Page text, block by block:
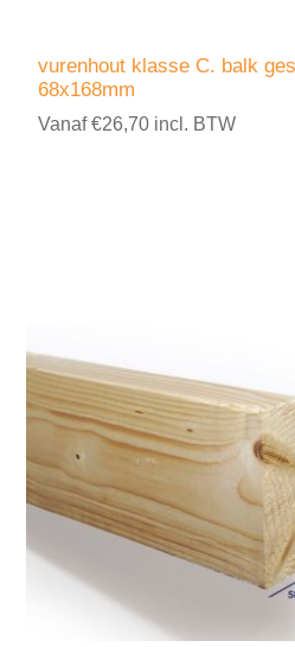
vurenhout klasse C. balk
68x168mm
Vanaf €26,70 incl. BTW